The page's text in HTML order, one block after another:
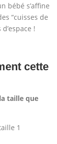
bébé s’affine
“cuisses de
!
cette
la taille que
1